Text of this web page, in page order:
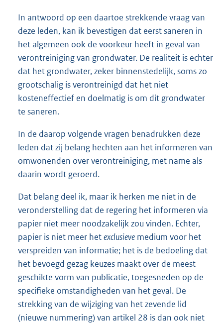
In antwoord op een daartoe strekkende vraag van
deze leden, kan ik bevestigen dat eerst saneren in
het algemeen ook de voorkeur heeft in geval van
verontreiniging van grondwater. De realiteit is echter
dat het grondwater, zeker binnenstedelijk, soms zo
grootschalig is verontreinigd dat het niet
kosteneffectief en doelmatig is om dit grondwater
te saneren.
In de daarop volgende vragen benadrukken deze
leden dat zij belang hechten aan het informeren van
omwonenden over verontreiniging, met name als
daarin wordt geroerd.
Dat belang deel ik, maar ik herken me niet in de
veronderstelling dat de regering het informeren via
papier niet meer noodzakelijk zou vinden. Echter,
papier is niet meer hetexclusieve medium voor het
verspreiden van informatie; het is de bedoeling dat
het bevoegd gezag keuzes maakt over de meest
geschikte vorm van publicatie, toegesneden op de
specifieke omstandigheden van het geval. De
strekking van de wijziging van het zevende lid
(nieuwe nummering) van artikel 28 is dan ook niet